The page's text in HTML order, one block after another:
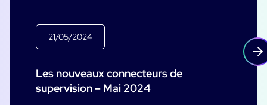
21/05/2024
Les nouveaux connecteurs de
supervision – Mai 2024